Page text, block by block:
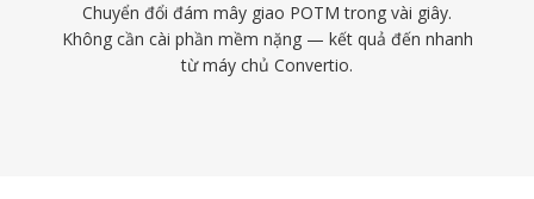
Chuyển đổi đám mây giao POTM trong vài giây.
Không cần cài phần mềm nặng — kết quả đến nhanh
từ máy chủ Convertio.